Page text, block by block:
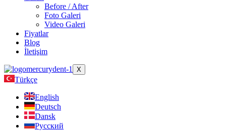
Before / After
Foto Galeri
Video Galeri
Fiyatlar
Blog
İletişim
X
Türkçe
English
Deutsch
Dansk
Русский